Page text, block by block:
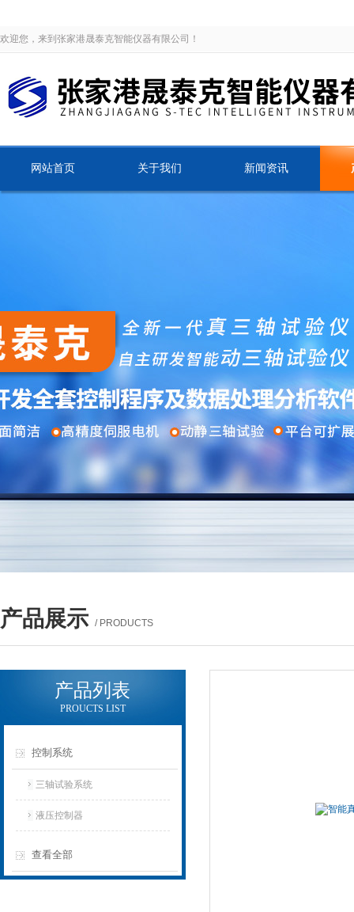
欢迎您，来到张家港晟泰克智能仪器有限公司！
网站首页 关于我们 新闻资讯
产品展示 / PRODUCTS
产品列表
PROUCTS LIST
控制系统
三轴试验系统
液压控制器
查看全部